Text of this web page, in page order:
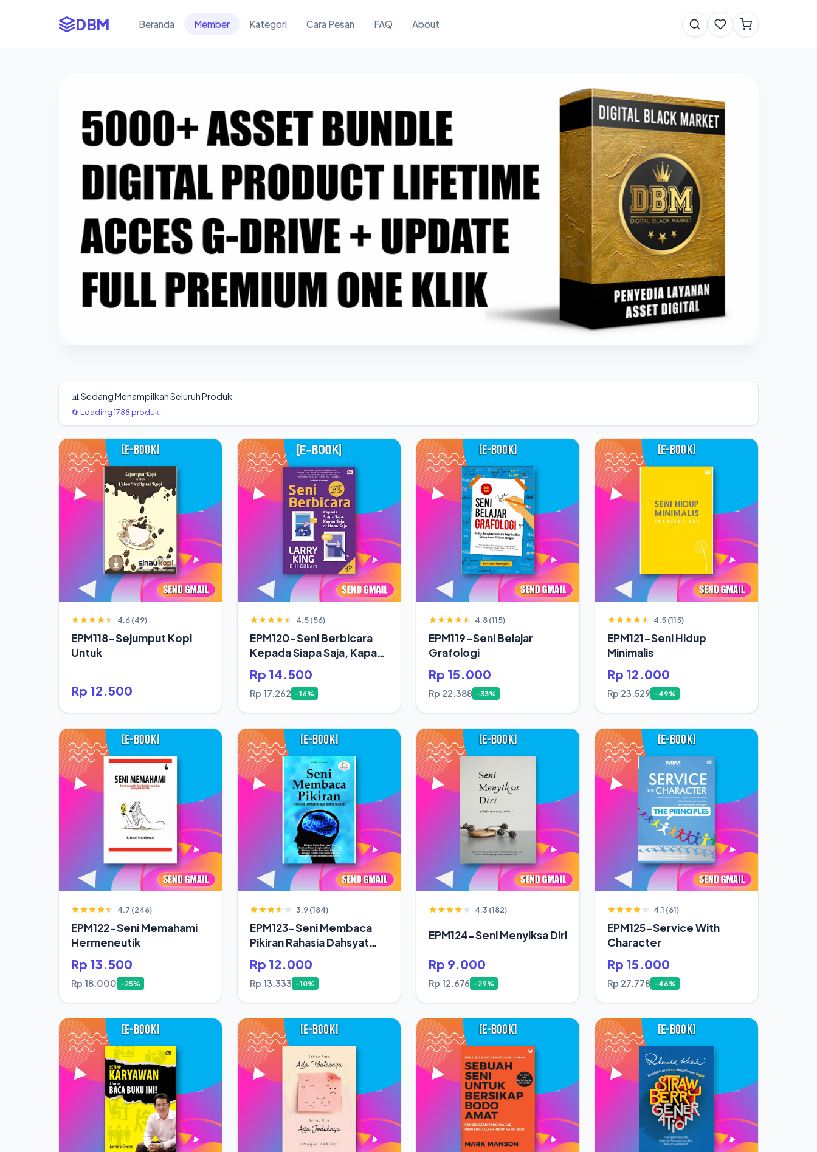
DBM Beranda Member Kategori Cara Pesan FAQ About
📊 Sedang Menampilkan Seluruh Produk
🔄 Loading 1788 produk...
4.6 (49)
EPM118-Sejumput Kopi
Untuk
Rp 12.500
4.5 (56)
EPM120-Seni Berbicara
Kepada Siapa Saja, Kapan
Saja
Rp 14.500
Rp 17.262 -16%
4.8 (115)
EPM119-Seni Belajar
Grafologi
Rp 15.000
Rp 22.388 -33%
4.5 (115)
EPM121-Seni Hidup
Minimalis
Rp 12.000
Rp 23.529 -49%
4.7 (246)
EPM122-Seni Memahami
Hermeneutik
Rp 13.500
Rp 18.000 -25%
3.9 (184)
EPM123-Seni Membaca
Pikiran Rahasia Dahsyat
Hidup Orang Sukses
Rp 12.000
Rp 13.333 -10%
4.3 (182)
EPM124-Seni Menyiksa Diri
Rp 9.000
Rp 12.676 -29%
4.1 (61)
EPM125-Service With
Character
Rp 15.000
Rp 27.778 -46%